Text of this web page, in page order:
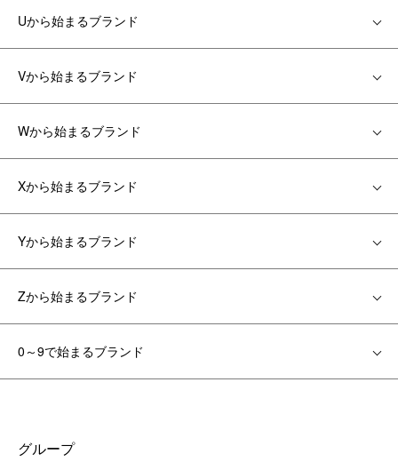
Uから始まるブランド
Vから始まるブランド
Wから始まるブランド
Xから始まるブランド
Yから始まるブランド
Zから始まるブランド
0～9で始まるブランド
グループ